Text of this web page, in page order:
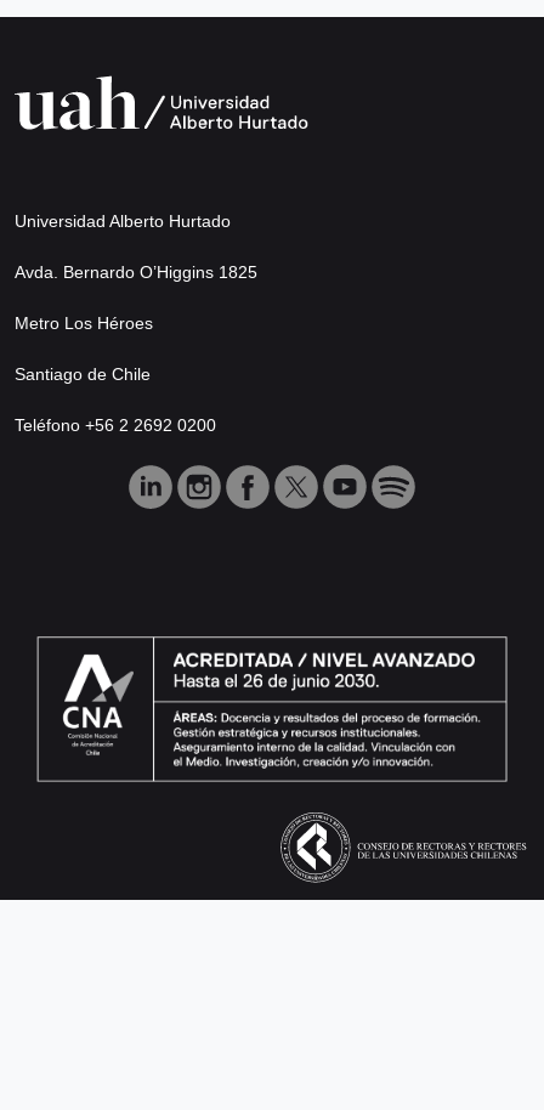
Universidad Alberto Hurtado
Avda. Bernardo O’Higgins 1825
Metro Los Héroes
Santiago de Chile
Teléfono +56 2 2692 0200